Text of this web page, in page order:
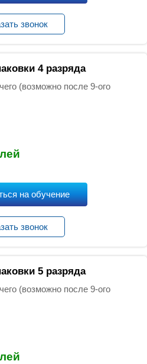
звонок
4 разряда
(возможно после 9-ого
на обучение
звонок
5 разряда
(возможно после 9-ого